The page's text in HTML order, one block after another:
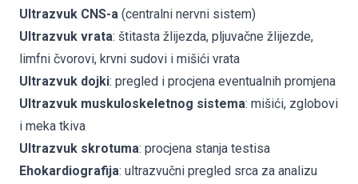
Ultrazvuk CNS-a (centralni nervni sistem)
Ultrazvuk vrata: štitasta žlijezda, pljuvačne žlijezde,
limfni čvorovi, krvni sudovi i mišići vrata
Ultrazvuk dojki: pregled i procjena eventualnih promjena
Ultrazvuk muskuloskeletnog sistema: mišići, zglobovi
i meka tkiva
Ultrazvuk skrotuma: procjena stanja testisa
Ehokardiografija: ultrazvučni pregled srca za analizu